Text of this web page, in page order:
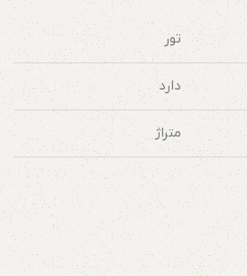
تور
دارد
متراژ